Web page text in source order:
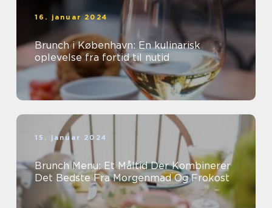
16. januar 2024
Brunch i København: En kulinarisk
oplevelse fra fortid til nutid
15. januar 2024
Brunch Menu: Et Måltid Der Kombinerer
Det Bedste Fra Morgenmad Og Frokost